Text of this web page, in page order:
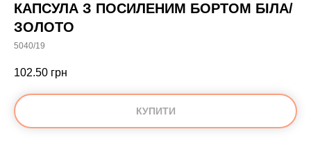
КАПСУЛА З ПОСИЛЕНИМ БОРТОМ БІЛА/
ЗОЛОТО
5040/19
102.50 грн
КУПИТИ